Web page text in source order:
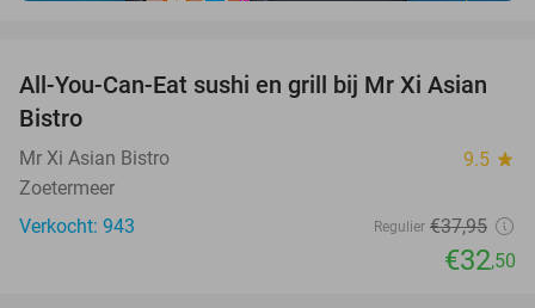
14%
All-You-Can-Eat sushi en grill bij Mr Xi Asian
Bistro
Mr Xi Asian Bistro 9.5 star
Zoetermeer
Verkocht: 943
Regulier €37,95
€32,50